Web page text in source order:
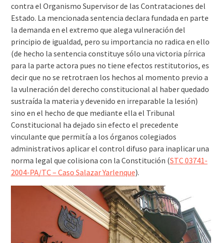
contra el Organismo Supervisor de las Contrataciones del
Estado. La mencionada sentencia declara fundada en parte
la demanda en el extremo que alega vulneración del
principio de igualdad, pero su importancia no radica en ello
(de hecho la sentencia constituye sólo una victoria pírrica
para la parte actora pues no tiene efectos restitutorios, es
decir que no se retrotraen los hechos al momento previo a
la vulneración del derecho constitucional al haber quedado
sustraída la materia y devenido en irreparable la lesión)
sino en el hecho de que mediante ella el Tribunal
Constitucional ha dejado sin efecto el precedente
vinculante que permitía a los órganos colegiados
administrativos aplicar el control difuso para inaplicar una
norma legal que colisiona con la Constitución (STC 03741-
2004-PA/TC – Caso Salazar Yarlenque).